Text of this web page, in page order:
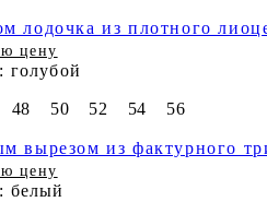
лодочка из плотного
цену
голубой
48 50 52 54 56
вырезом из фактурного
цену
белый